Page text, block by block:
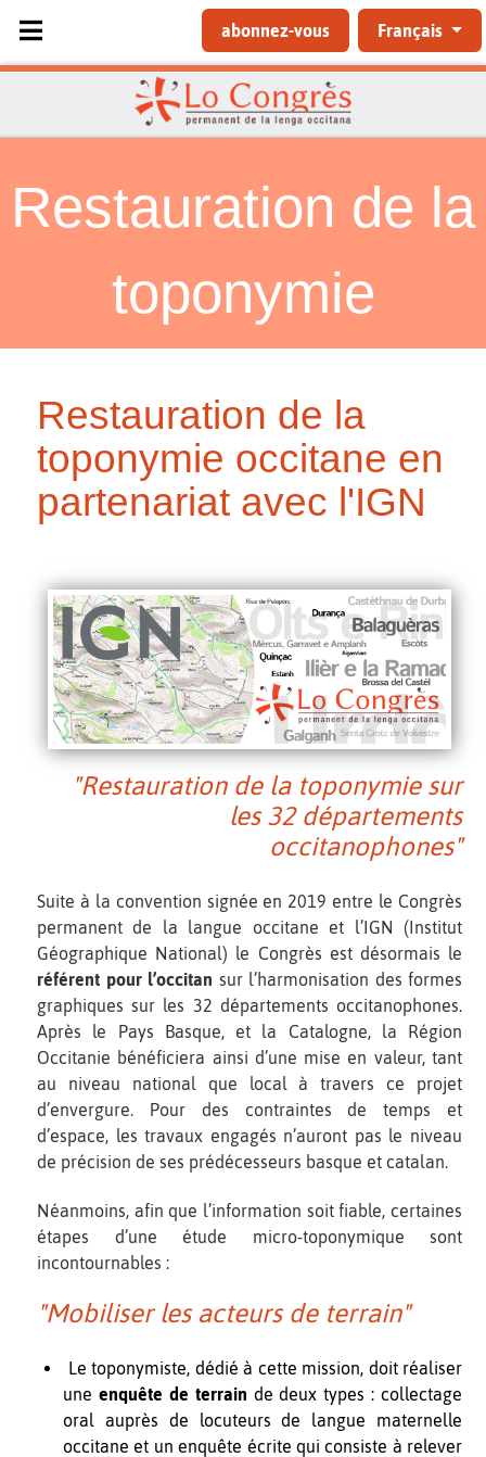
Sélectionnez votre langue
abonnez-vous Français
Restauration de la
toponymie
Restauration de la
toponymie occitane en
partenariat avec l'IGN
"Restauration de la toponymie sur
les 32 départements
occitanophones"
Suite à la convention signée en 2019 entre le Congrès
permanent de la langue occitane et l’IGN (Institut
Géographique National) le Congrès est désormais le
référent pour l’occitan sur l’harmonisation des formes
graphiques sur les 32 départements occitanophones.
Après le Pays Basque, et la Catalogne, la Région
Occitanie bénéficiera ainsi d’une mise en valeur, tant
au niveau national que local à travers ce projet
d’envergure. Pour des contraintes de temps et
d’espace, les travaux engagés n’auront pas le niveau
de précision de ses prédécesseurs basque et catalan.
Néanmoins, afin que l’information soit fiable, certaines
étapes d’une étude micro-toponymique sont
incontournables :
"Mobiliser les acteurs de terrain"
Le toponymiste, dédié à cette mission, doit réaliser
une enquête de terrain de deux types : collectage
oral auprès de locuteurs de langue maternelle
occitane et un enquête écrite qui consiste à relever